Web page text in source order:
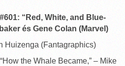
“Red, White, and Blue-
és Gene Colan (Marvel)
Huizenga (Fantagraphics)
the Whale Became,” – Mike